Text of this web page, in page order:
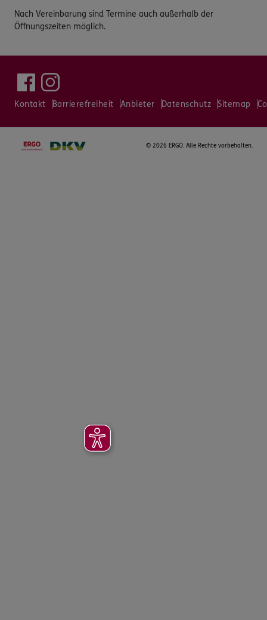
Nach Vereinbarung sind Termine auch außerhalb der
Öffnungszeiten möglich.
Kontakt Barrierefreiheit Anbieter Datenschutz Sitemap
© 2026 ERGO. Alle Rechte vorbehalten.